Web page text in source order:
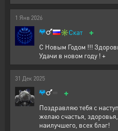
1 Янв 2026
✳️Скат +
С Новым Годом !!!
Удачи в новом году ! +
31 Дек 2025
+
Поздравляю тебя с
желаю счастья,
наилучшего, всех благ!